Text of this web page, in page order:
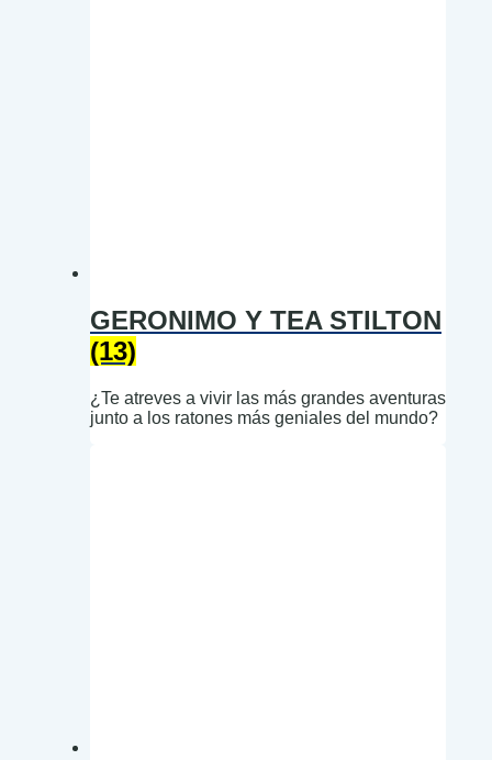
GERONIMO Y TEA STILTON
(13)
¿Te atreves a vivir las más grandes aventuras
junto a los ratones más geniales del mundo?